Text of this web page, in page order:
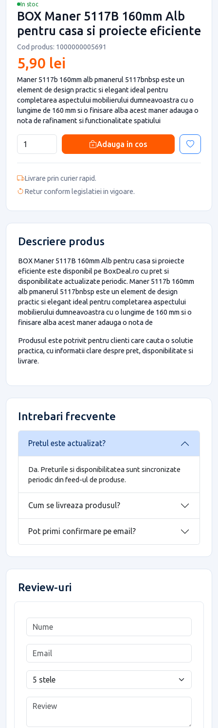
In stoc
BOX Maner 5117B 160mm Alb
pentru casa si proiecte eficiente
Cod produs: 1000000005691
5,90 lei
Maner 5117b 160mm alb pmanerul 5117bnbsp este un
element de design practic si elegant ideal pentru
completarea aspectului mobilierului dumneavoastra cu o
lungime de 160 mm si o finisare alba acest maner adauga o
nota de rafinament si functionalitate spatiului
Adauga in cos
Livrare prin curier rapid.
Retur conform legislatiei in vigoare.
Descriere produs
BOX Maner 5117B 160mm Alb pentru casa si proiecte
eficiente este disponibil pe BoxDeal.ro cu pret si
disponibilitate actualizate periodic. Maner 5117b 160mm
alb pmanerul 5117bnbsp este un element de design
practic si elegant ideal pentru completarea aspectului
mobilierului dumneavoastra cu o lungime de 160 mm si o
finisare alba acest maner adauga o nota de
Produsul este potrivit pentru clienti care cauta o solutie
practica, cu informatii clare despre pret, disponibilitate si
livrare.
Intrebari frecvente
Pretul este actualizat?
Da. Preturile si disponibilitatea sunt sincronizate
periodic din feed-ul de produse.
Cum se livreaza produsul?
Pot primi confirmare pe email?
Review-uri